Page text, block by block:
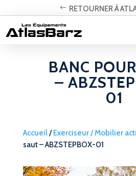
RETOURNER À
BANC
–
01
Accueil/Exerciseur / Mobilier
saut – ABZSTEPBOX-01